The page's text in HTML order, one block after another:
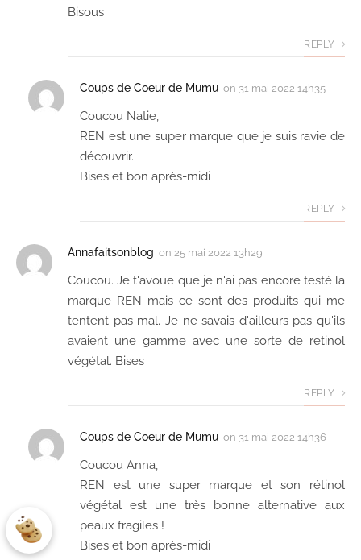
Bisous
REPLY
Coups de Coeur de Mumu on 31 mai 2022 14h35
Coucou Natie,
REN est une super marque que je suis ravie de
découvrir.
Bises et bon après-midi
REPLY
Annafaitsonblog on 25 mai 2022 13h29
Coucou. Je t'avoue que je n'ai pas encore testé la
marque REN mais ce sont des produits qui me
tentent pas mal. Je ne savais d'ailleurs pas qu'ils
avaient une gamme avec une sorte de retinol
végétal. Bises
REPLY
Coups de Coeur de Mumu on 31 mai 2022 14h36
Coucou Anna,
REN est une super marque et son rétinol
végétal est une très bonne alternative aux
peaux fragiles !
Bises et bon après-midi